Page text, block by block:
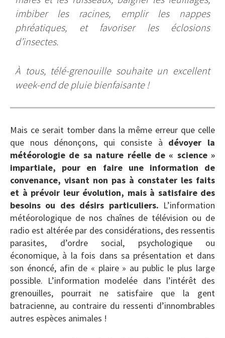
imbiber les racines, emplir les nappes
phréatiques, et favoriser les éclosions
d’insectes.
À tous, télé-grenouille souhaite un excellent
week-end de pluie bienfaisante !
Mais ce serait tomber dans la même erreur que celle
que nous dénonçons, qui consiste à dévoyer la
météorologie de sa nature réelle de « science »
impartiale, pour en faire une information de
convenance, visant non pas à constater les faits
et à prévoir leur évolution, mais à satisfaire des
besoins ou des désirs particuliers. L’information
météorologique de nos chaînes de télévision ou de
radio est altérée par des considérations, des ressentis
parasites, d’ordre social, psychologique ou
économique, à la fois dans sa présentation et dans
son énoncé, afin de « plaire » au public le plus large
possible. L’information modelée dans l’intérêt des
grenouilles, pourrait ne satisfaire que la gent
batracienne, au contraire du ressenti d’innombrables
autres espèces animales !